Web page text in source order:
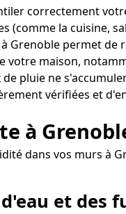
correctement
(comme la cuisine,
Grenoble permet
maison,
de pluie ne
vérifiées et
à
dans vos murs à
et des